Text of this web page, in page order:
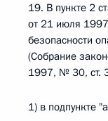
19. В пункте 2
от 21 июля
безопасности
(Собрание
1997, № 30, ст.
1) в подпункте